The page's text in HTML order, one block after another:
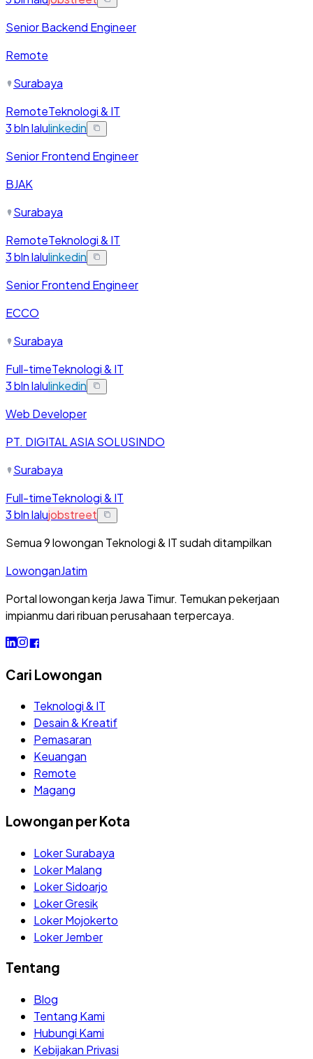
Senior Backend Engineer
Remote
Surabaya
RemoteTeknologi & IT
3 bln lalulinkedin
Senior Frontend Engineer
BJAK
Surabaya
RemoteTeknologi & IT
3 bln lalulinkedin
Senior Frontend Engineer
ECCO
Surabaya
Full-timeTeknologi & IT
3 bln lalulinkedin
Web Developer
PT. DIGITAL ASIA SOLUSINDO
Surabaya
Full-timeTeknologi & IT
3 bln lalujobstreet
Semua9lowongan Teknologi & ITsudah ditampilkan
LowonganJatim
Portal lowongan kerja Jawa Timur. Temukan pekerjaan
impianmu dari ribuan perusahaan terpercaya.
Cari Lowongan
Teknologi & IT
Desain & Kreatif
Pemasaran
Keuangan
Remote
Magang
Lowongan per Kota
Loker Surabaya
Loker Malang
Loker Sidoarjo
Loker Gresik
Loker Mojokerto
Loker Jember
Tentang
Blog
Tentang Kami
Hubungi Kami
Kebijakan Privasi